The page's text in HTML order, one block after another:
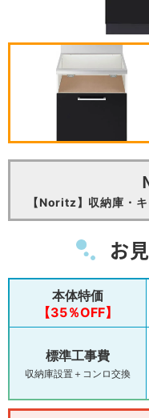
【Noritz】収納庫・
お
本体特価
【35％OFF】
標準工事費
収納庫設置＋コンロ交換